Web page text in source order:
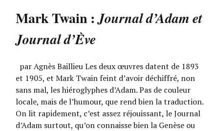
Mark Twain :Journal d’Adam et
Journal d’Ève
par Agnès Baillieu Les deux œuvres datent de 1893
et 1905, et Mark Twain feint d’avoir déchiffré, non
sans mal, les hiéroglyphes d’Adam. Pas de couleur
locale, mais de l’humour, que rend bien la traduction.
On lit rapidement, c’est assez réjouissant, le Journal
d’Adam surtout, qu’on connaisse bien la Genèse ou